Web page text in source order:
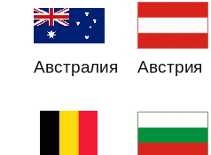
Австралия Австрия